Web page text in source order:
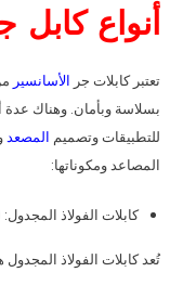
أنواع كابل
تعتبر كابلات جر الأسانسير
بسلاسة وبأمان. وهناك عدة
للتطبيقات وتصميم المصعد
المصاعد ومكوناتها:
كابلات الفولاذ المجدول:
تُعد كابلات الفولاذ